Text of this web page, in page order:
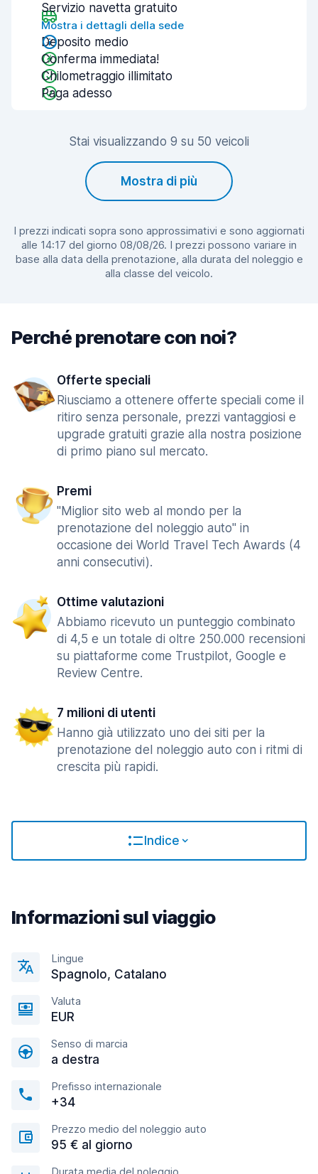
Servizio navetta gratuito
Mostra i dettagli della sede
Deposito medio
Conferma immediata!
Chilometraggio illimitato
Paga adesso
Stai visualizzando 9 su 50 veicoli
Mostra di più
I prezzi indicati sopra sono approssimativi e sono aggiornati
alle 14:17 del giorno 08/08/26. I prezzi possono variare in
base alla data della prenotazione, alla durata del noleggio e
alla classe del veicolo.
Perché prenotare con noi?
Offerte speciali
Riusciamo a ottenere offerte speciali come il
ritiro senza personale, prezzi vantaggiosi e
upgrade gratuiti grazie alla nostra posizione
di primo piano sul mercato.
Premi
"Miglior sito web al mondo per la
prenotazione del noleggio auto" in
occasione dei World Travel Tech Awards (4
anni consecutivi).
Ottime valutazioni
Abbiamo ricevuto un punteggio combinato
di 4,5 e un totale di oltre 250.000 recensioni
su piattaforme come Trustpilot, Google e
Review Centre.
7 milioni di utenti
Hanno già utilizzato uno dei siti per la
prenotazione del noleggio auto con i ritmi di
crescita più rapidi.
Indice
Informazioni sul viaggio
Lingue
Spagnolo, Catalano
Valuta
EUR
Senso di marcia
a destra
Prefisso internazionale
+34
Prezzo medio del noleggio auto
95 € al giorno